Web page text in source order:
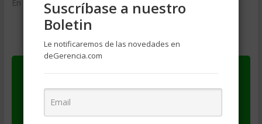
En «Desarrollo Personal»
Publicado el
Suscríbase a nuestro
Boletin
Le notificaremos de las novedades en
deGerencia.com